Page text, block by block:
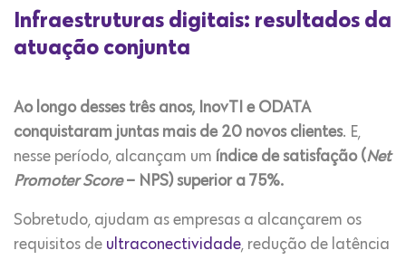
Infraestruturas digitais: resultados da
atuação conjunta
Ao longo desses três anos, InovTI e ODATA
conquistaram juntas mais de 20 novos clientes. E,
nesse período, alcançam um índice de satisfação (Net
Promoter Score– NPS) superior a 75%.
Sobretudo, ajudam as empresas a alcançarem os
requisitos de ultraconectividade, redução de latência